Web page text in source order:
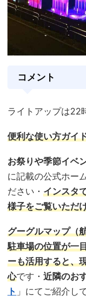
コメント
ライトアップは22
便利な使い方ガイ
お祭りや季節イベ
に記載の公式ホー
ださい・ インスタ
様子をご覧いただ
グーグルマップ（
駐車場の位置が一
ーも活用すると、
心です・ 近隣のお
ト 」にてご紹介し